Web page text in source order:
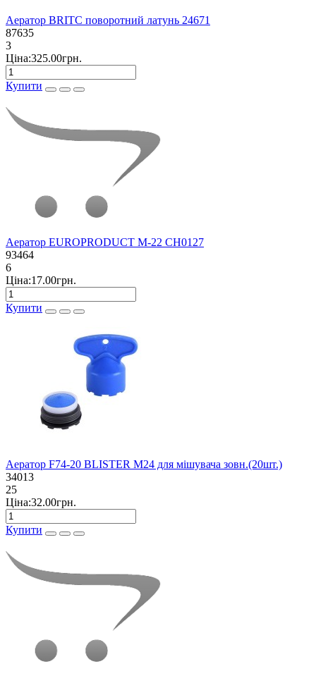
Аератор BRITC поворотний латунь 24671
87635
3
Ціна:325.00грн.
Купити
Аератор EUROPRODUCT M-22 CH0127
93464
6
Ціна:17.00грн.
Купити
Аератор F74-20 BLISTER М24 для мішувача зовн.(20шт.)
34013
25
Ціна:32.00грн.
Купити